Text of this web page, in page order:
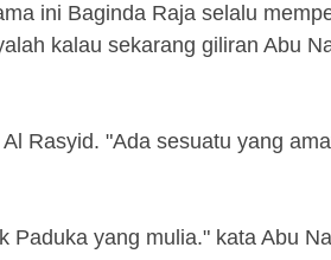
ini Baginda Raja selalu
kalau sekarang giliran Abu
Rasyid. "Ada sesuatu yang
Paduka yang mulia." kata Abu